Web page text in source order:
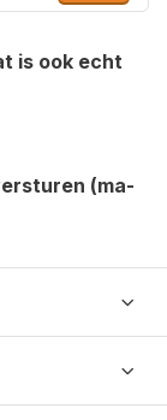
is ook echt
(ma-